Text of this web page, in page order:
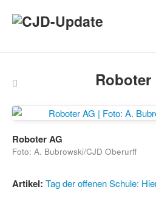
Roboter
Roboter AG
Foto: A. Bubrowski/CJD Oberurff
Artikel: Tag der offenen Schule: